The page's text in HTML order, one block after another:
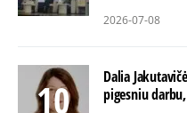
2026-07-08
Dalia
pigesniu